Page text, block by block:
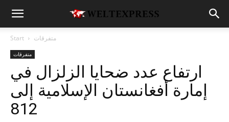
Start متفرقات
متفرقات
ارتفاع عدد ضحايا الزلزال في
إمارة أفغانستان الإسلامية إلى
812